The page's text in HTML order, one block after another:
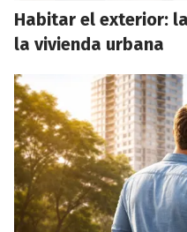
Habitar el exterior:
la vivienda urbana